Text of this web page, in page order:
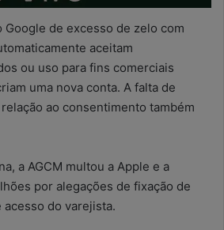
Google de excesso de zelo com
aceitam
ou uso para fins comerciais
uma nova conta. A falta de
ao consentimento também
a AGCM multou a Apple e a
por alegações de fixação de
do varejista.